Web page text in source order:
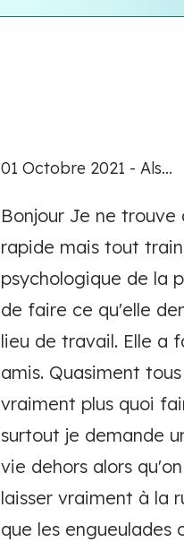
01 Octobre 2021 - Als...
Bonjour Je ne trouve
rapide mais tout
psychologique de la
de faire ce qu'elle
lieu de travail. Elle a
amis. Quasiment
vraiment plus quoi
surtout je demande
vie dehors alors
laisser vraiment à la
que les engueulades